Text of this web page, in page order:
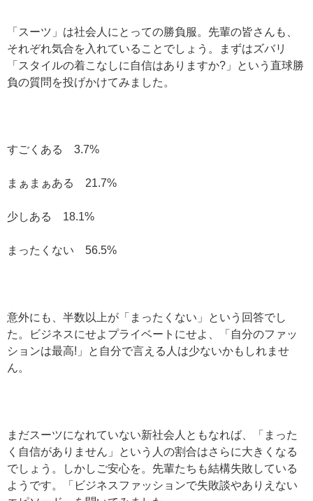
「スーツ」は社会人にとっての勝負服。先輩の皆さんも、
それぞれ気合を入れていることでしょう。まずはズバリ
「スタイルの着こなしに自信はありますか?」という直球勝
負の質問を投げかけてみました。
すごくある 3.7%
まぁまぁある 21.7%
少しある 18.1%
まったくない 56.5%
意外にも、半数以上が「まったくない」という回答でし
た。ビジネスにせよプライベートにせよ、「自分のファッ
ションは最高!」と自分で言える人は少ないかもしれませ
ん。
まだスーツになれていない新社会人ともなれば、「まった
く自信がありません」という人の割合はさらに大きくなる
でしょう。しかしご安心を。先輩たちも結構失敗している
ようです。「ビジネスファッションで失敗談やありえない